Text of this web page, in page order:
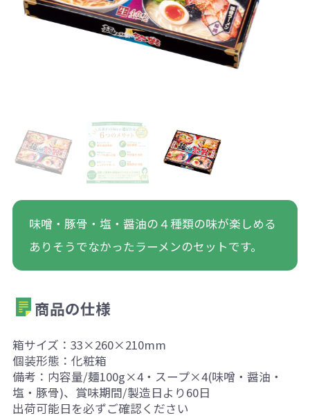
味噌・豚骨・塩・醤油の４種類の味が楽しめる
ありそうでなかったラーメンのセットです。
商品の仕様
箱サイズ：33×260×210mm
個装形態：化粧箱
備考：内容量/麺100g×4・スープ×4(味噌・醤油・
塩・豚骨)、賞味期間/製造日より60日
出荷可能日を必ずご確認ください